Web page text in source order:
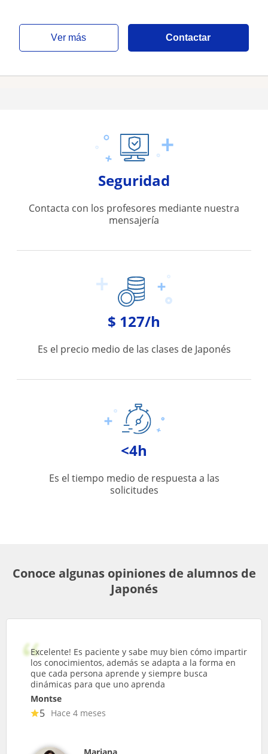
ver más Contactar
Seguridad
Contacta con los profesores mediante nuestra
mensajería
$ 127/h
Es el precio medio de las clases de Japonés
<4h
Es el tiempo medio de respuesta a las
solicitudes
Conoce algunas opiniones de alumnos de
Japonés
Excelente! Es paciente y sabe muy bien cómo impartir
los conocimientos, además se adapta a la forma en
que cada persona aprende y siempre busca
dinámicas para que uno aprenda
Montse
5 Hace 4 meses